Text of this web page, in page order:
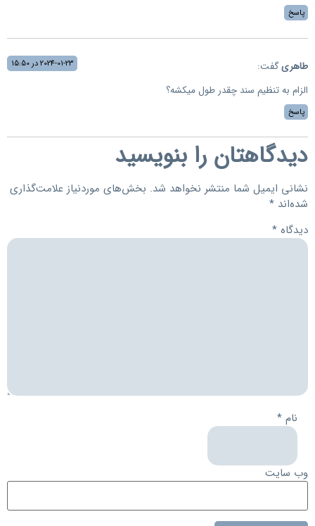
پاسخ
طاهریگفت: 2024-01-23 در 15:50
الزام به تنظیم سند چقدر طول میکشه؟
پاسخ
دیدگاهتان را بنویسید
نشانی ایمیل شما منتشر نخواهد شد. بخش‌های موردنیاز علامت‌گذاری
شده‌اند *
دیدگاه *
نام *
وب‌ سایت